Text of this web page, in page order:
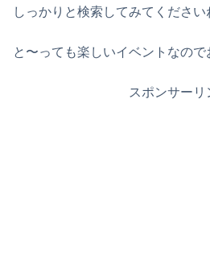
しっかりと検索してみてください
と〜っても楽しいイベントなので
スポンサーリ